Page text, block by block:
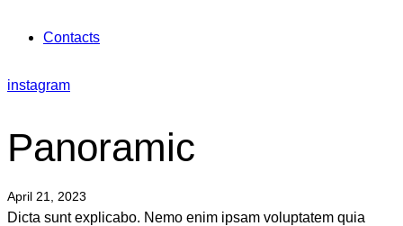
Contacts
instagram
Panoramic
April 21, 2023
Dicta sunt explicabo. Nemo enim ipsam voluptatem quia